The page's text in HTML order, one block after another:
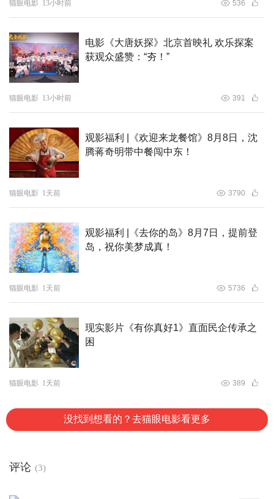
猫眼电影 13小时前 536
电影《大唐妖探》北京首映礼 欢乐探案
获观众盛赞：“夯！”
猫眼电影 13小时前 391
观影福利 |《欢迎来龙餐馆》8月8日，沈
腾蒋奇明带中餐闯中东！
猫眼电影 1天前 3790
观影福利 |《去你的岛》8月7日，提前登
岛，祝你美梦成真！
猫眼电影 1天前 5736
现实影片《有你真好1》直面民企传承之
困
猫眼电影 1天前 389
没找到想看的？去猫眼电影看更多
评论 (3)